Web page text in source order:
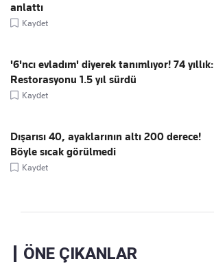
anlattı
Kaydet
'6'ncı evladım' diyerek tanımlıyor! 74 yıllık:
Restorasyonu 1.5 yıl sürdü
Kaydet
Dışarısı 40, ayaklarının altı 200 derece!
Böyle sıcak görülmedi
Kaydet
ÖNE ÇIKANLAR